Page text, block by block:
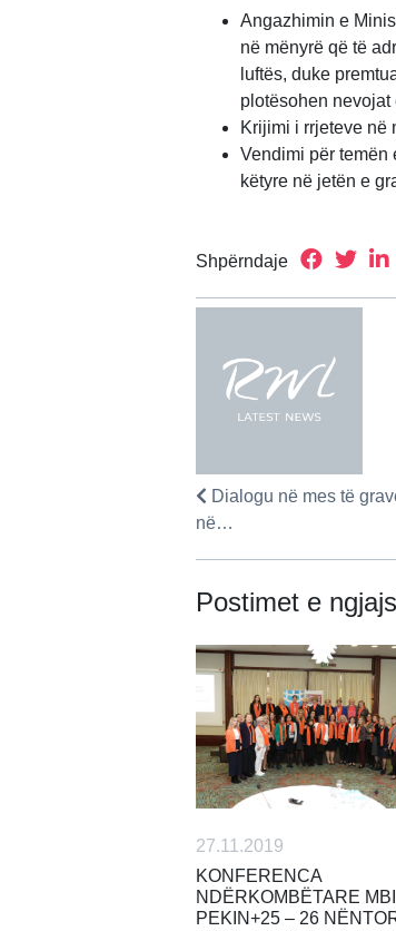
Angazhimin e
në mënyrë që të
luftës, duke
plotësohen nevojat
Krijimi i rrjeteve në
Vendimi për temën
këtyre në jetën e
Shpërndaje
Dialogu në mes të
në…
Postimet e
27.11.2019
KONFERENCA
NDËRKOMBËTARE MBI
PEKIN+25 – 26